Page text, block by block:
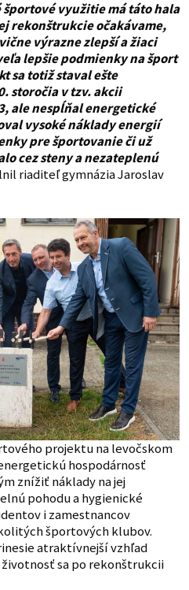
športové využitie má táto hala
rekonštrukcie očakávame,
výrazne zlepší a žiaci
lepšie podmienky na šport
sa totiž staval ešte
storočia v tzv. akcii
ale nespĺňal energetické
vysoké náklady energií
pre športovanie či už
cez steny a nezateplenú
riaditeľ gymnázia Jaroslav
projektu na levočskom
hospodárnosť
znížiť náklady na jej
pohodu a hygienické
i zamestnancov
športových klubov.
atraktívnejší vzhľad
sa po rekonštrukcii